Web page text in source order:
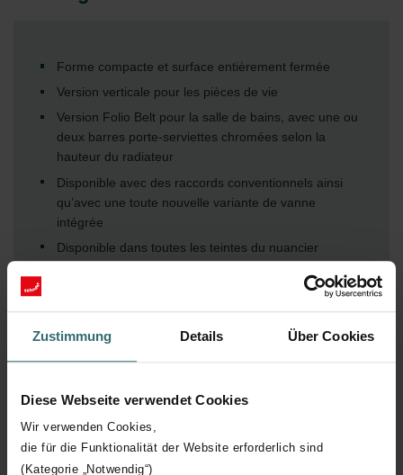
Zustimmung Details Über Cookies
Diese Webseite verwendet Cookies
Wir verwenden Cookies,
die für die Funktionalität der Website erforderlich sind
(Kategorie „Notwendig“)
Forme compacte et surface entièrement fermée
Version verticale pour les pièces de vie
Version Folio Belt pour la salle de bains, avec une ou
deux barres porte-serviettes chromées selon la
hauteur du radiateur
Disponible avec des raccords conventionnels ainsi
qu’avec une toute nouvelle variante de vanne
intégrée
Disponible dans toutes les teintes du nuancier
Au choix, également décliné en aluminium anodisé
électrique, avec télécommande programmable